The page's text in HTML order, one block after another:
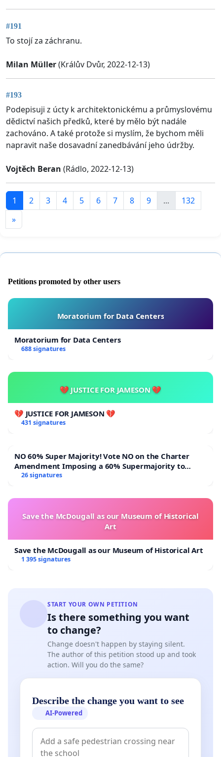
#191
To stojí za záchranu.
Milan Müller(Králův Dvůr, 2022-12-13)
#193
Podepisuji z úcty k architektonickému a průmyslovému
dědictví našich předků, které by mělo být nadále
zachováno. A také protože si myslím, že bychom měli
napravit naše dosavadní zanedbávání jeho údržby.
Vojtěch Beran (Rádlo, 2022-12-13)
1 2 3 4 5 6 7 8 9 ...
132
»
Petitions promoted by other users
Moratorium for Data Centers
Moratorium for Data Centers
688 signatures
💔 JUSTICE FOR JAMESON 💔
💔 JUSTICE FOR JAMESON 💔
431 signatures
NO 60% Super Majority! Vote NO on the Charter
Amendment Imposing a 60% Supermajority to
Overturn Town Meeting Budget Vote
26 signatures
Save the McDougall as our Museum of Historical
Art
Save the McDougall as our Museum of Historical Art
1 395 signatures
START YOUR OWN PETITION
Is there something you want
to change?
Change doesn't happen by staying silent.
The author of this petition stood up and took
action. Will you do the same?
Describe the change you want to see
AI-Powered